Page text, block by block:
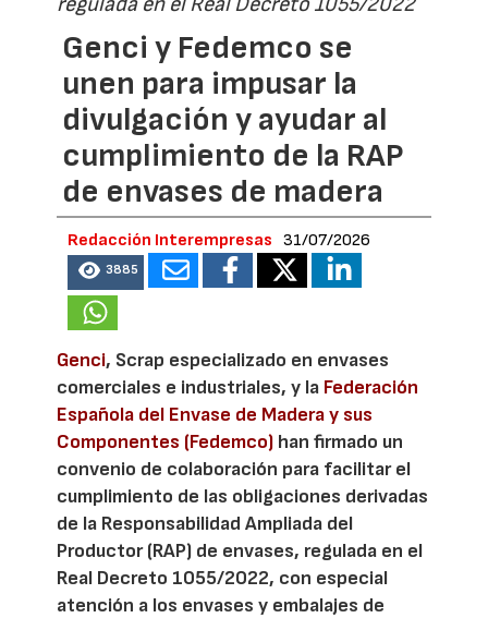
Genci y Fedemco se
unen para impusar la
divulgación y ayudar al
cumplimiento de la RAP
de envases de madera
Redacción Interempresas 31/07/2026
3885
Genci, Scrap especializado en envases
comerciales e industriales, y la Federación
Española del Envase de Madera y sus
Componentes (Fedemco) han firmado un
convenio de colaboración para facilitar el
cumplimiento de las obligaciones derivadas
de la Responsabilidad Ampliada del
Productor (RAP) de envases, regulada en el
Real Decreto 1055/2022, con especial
atención a los envases y embalajes de